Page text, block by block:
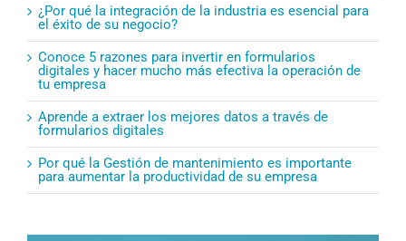
¿Por qué la integración de la industria es esencial para
el éxito de su negocio?
Conoce 5 razones para invertir en formularios
digitales y hacer mucho más efectiva la operación de
tu empresa
Aprende a extraer los mejores datos a través de
formularios digitales
Por qué la Gestión de mantenimiento es importante
para aumentar la productividad de su empresa